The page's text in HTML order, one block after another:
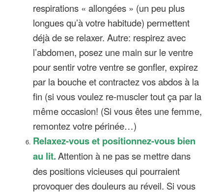
respirations « allongées » (un peu plus
longues qu’à votre habitude) permettent
déjà de se relaxer. Autre: respirez avec
l’abdomen, posez une main sur le ventre
pour sentir votre ventre se gonfler, expirez
par la bouche et contractez vos abdos à la
fin (si vous voulez re-muscler tout ça par la
même occasion! (Si vous êtes une femme,
remontez votre périnée…)
Relaxez-vous et positionnez-vous bien
au lit.Attention à ne pas se mettre dans
des positions vicieuses qui pourraient
provoquer des douleurs au réveil. Si vous